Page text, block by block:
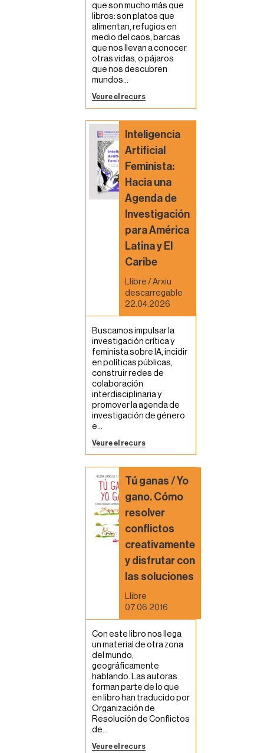
que son mucho más que
libros: son platos que
alimentan, refugios en
medio del caos, barcas
que nos llevan a conocer
otras vidas, o pájaros
que nos descubren
mundos...
Veure el recurs
Inteligencia
Artificial
Feminista:
Hacia una
Agenda de
Investigación
para América
Latina y El
Caribe
Llibre / Arxiu
descarregable
22.04.2026
Buscamos impulsar la
investigación crítica y
feminista sobre IA, incidir
en políticas públicas,
construir redes de
colaboración
interdisciplinaria y
promover la agenda de
investigación de género
e...
Veure el recurs
Tú ganas / Yo
gano. Cómo
resolver
conflictos
creativamente
y disfrutar con
las soluciones
Llibre
07.06.2016
Con este libro nos llega
un material de otra zona
del mundo,
geográficamente
hablando. Las autoras
forman parte de lo que
en libro han traducido por
Organización de
Resolución de Conflictos
de...
Veure el recurs